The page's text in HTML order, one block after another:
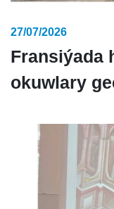
27/07/2026
Fransiýada
okuwlary